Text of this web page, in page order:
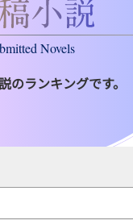
Novels
のランキングです。